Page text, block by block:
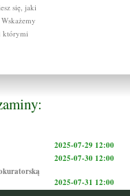
się, jaki
którymi
2025-07-29 12:00
2025-07-30 12:00
2025-07-31 12:00